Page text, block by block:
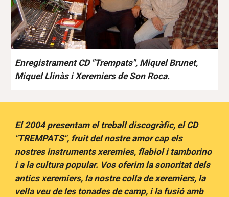
Enregistrament CD "Trempats", Miquel Brunet,
Miquel Llinàs i Xeremiers de Son Roca.
El 2004 presentam el treball discogràfic, el CD
"TREMPATS", fruit del nostre amor cap els
nostres instruments xeremies, flabiol i tamborino
i a la cultura popular. Vos oferim la sonoritat dels
antics xeremiers, la nostre colla de xeremiers, la
vella veu de les tonades de camp, i la fusió amb